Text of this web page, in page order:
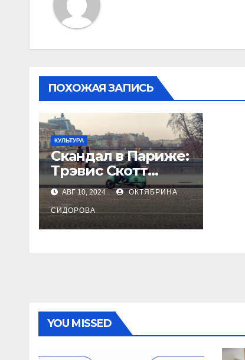
ПОХОЖАЯ ЗАПИСЬ
КУЛЬТУРА
Скандал в Париже:
Трэвис Скотт
устроил драку с
собственным
телохранителем
АВГ 10, 2024 ОКТЯБРИНА
СИДОРОВА
YOU MISSED